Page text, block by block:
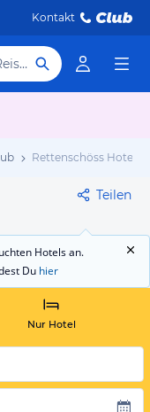
Kontakt
Hotel, Reiseziel
Rettenschöss Hotels
Teilen
Hotels an.
Du hier
Nur Hotel